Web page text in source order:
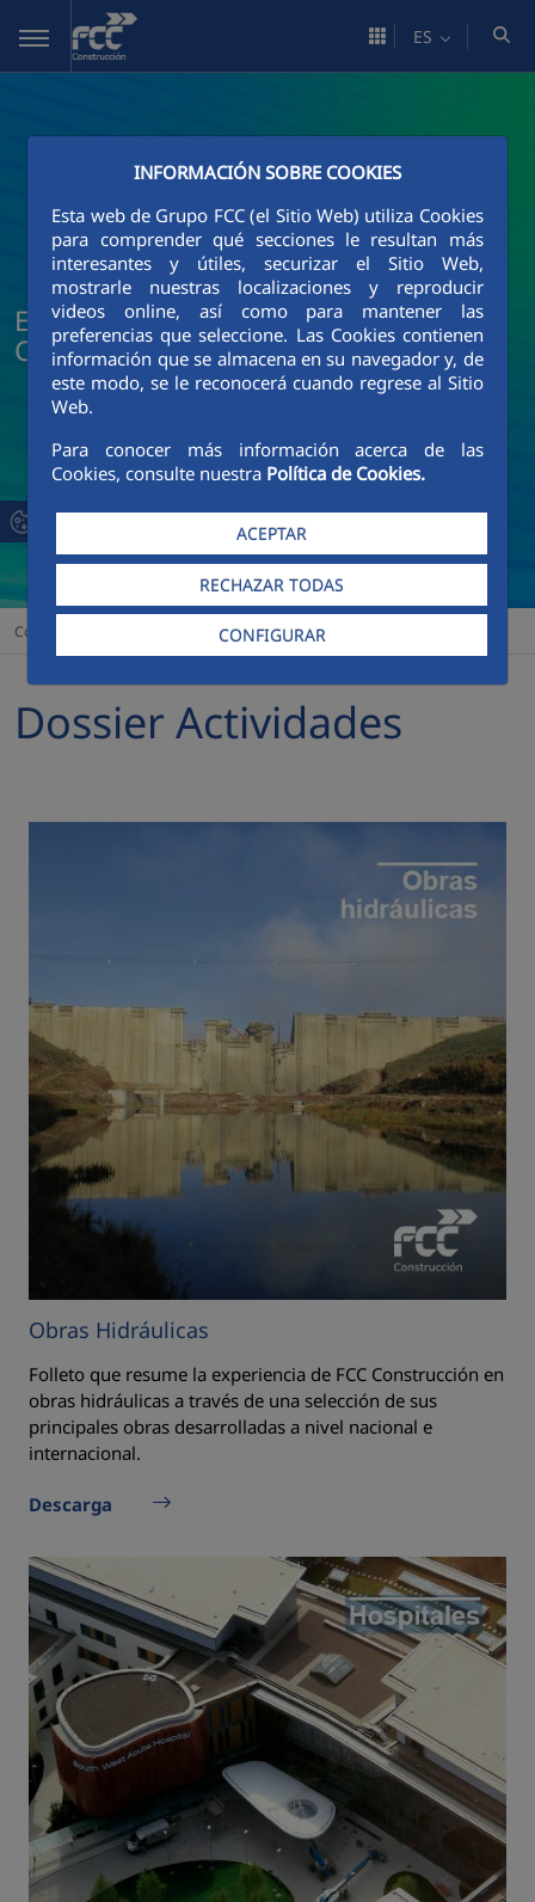
Saltar al contenido principal
INFORMACIÓN SOBRE COOKIES
Esta web de Grupo FCC (el Sitio Web) utiliza Cookies
para comprender qué secciones le resultan más
interesantes y útiles, securizar el Sitio Web,
mostrarle nuestras localizaciones y reproducir
videos online, así como para mantener las
preferencias que seleccione. Las Cookies contienen
información que se almacena en su navegador y, de
este modo, se le reconocerá cuando regrese al Sitio
Web.
Para conocer más información acerca de las
Cookies, consulte nuestra Política de Cookies.
ACEPTAR
RECHAZAR TODAS
CONFIGURAR
ES
Explora la actividad global de FCC
Construcción
Construcción Comunicación Publicaciones
Dossier Actividades
Obras Hidráulicas
Folleto que resume la experiencia de FCC Construcción en
obras hidráulicas a través de una selección de sus
principales obras desarrolladas a nivel nacional e
internacional.
Descarga